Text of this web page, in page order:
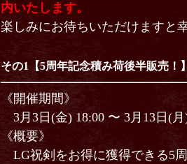
内いたします。
楽しみにお待ちいただけますと
その1【5周年記念積み荷後半販売！】
《開催期間》
3⽉3⽇(金) 18:00 〜 3⽉13⽇(月
《概要》
LG祝剣をお得に獲得できる5